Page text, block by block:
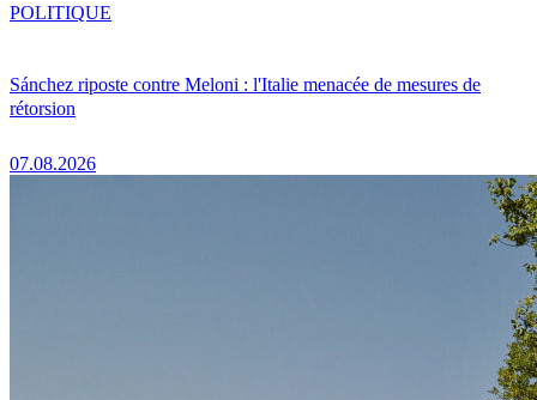
Sánchez riposte contre Meloni : l'Italie menacée de mesures de
rétorsion
07.08.2026
POLITIQUE